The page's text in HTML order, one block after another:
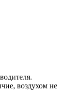
воздухом не